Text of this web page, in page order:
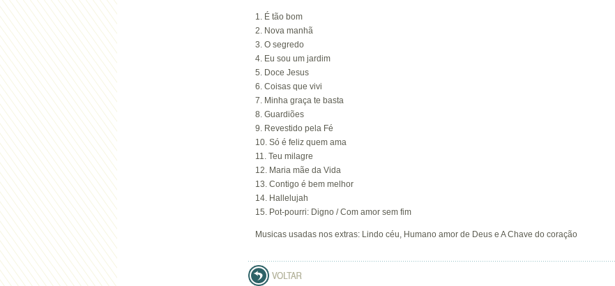
1. É tão bom
2. Nova manhã
3. O segredo
4. Eu sou um jardim
5. Doce Jesus
6. Coisas que vivi
7. Minha graça te basta
8. Guardiões
9. Revestido pela Fé
10. Só é feliz quem ama
11. Teu milagre
12. Maria mãe da Vida
13. Contigo é bem melhor
14. Hallelujah
15. Pot-pourri: Digno / Com amor sem fim
Musicas usadas nos extras: Lindo céu, Humano amor de Deus e A Chave do coração